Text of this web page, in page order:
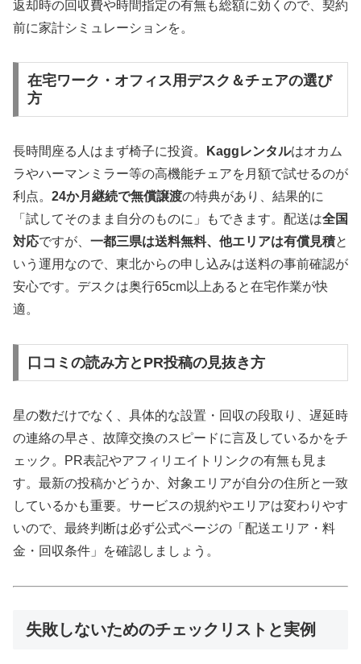
返却時の回収費や時間指定の有無も総額に効くので、契約
前に家計シミュレーションを。
在宅ワーク・オフィス用デスク＆チェアの選び
方
長時間座る人はまず椅子に投資。 Kaggレンタルはオカム
ラやハーマンミラー等の高機能チェアを月額で試せるのが
利点。 24か月継続で無償譲渡の特典があり、結果的に
「試してそのまま自分のものに」もできます。配送は全国
対応ですが、 一都三県は送料無料、他エリアは有償見積と
いう運用なので、東北からの申し込みは送料の事前確認が
安心です。デスクは奥行65cm以上あると在宅作業が快
適。
口コミの読み方とPR投稿の見抜き方
星の数だけでなく、具体的な設置・回収の段取り、遅延時
の連絡の早さ、故障交換のスピードに言及しているかをチ
ェック。PR表記やアフィリエイトリンクの有無も見ま
す。最新の投稿かどうか、対象エリアが自分の住所と一致
しているかも重要。サービスの規約やエリアは変わりやす
いので、最終判断は必ず公式ページの「配送エリア・料
金・回収条件」を確認しましょう。
失敗しないためのチェックリストと実例